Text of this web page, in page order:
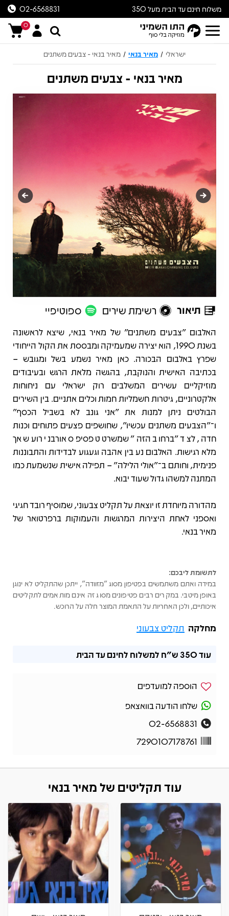
משלוח חינם עד הבית מעל 350
ש״ח
02-6568831
0
ישראלי / מאיר בנאי / מאיר בנאי - צבעים משתנים
מאיר בנאי - צבעים משתנים
תיאור רשימת שירים ספוטיפיי
תיאור
האלבום "צבעים משתנים" של מאיר בנאי, שיצא לראשונה
בשנת 1990, הוא יצירה שמעמיקה ומבססת את הקול הייחודי
שפרץ באלבום הבכורה. כאן מאיר נשמע בשל ומגובש –
בכתיבה האישית והנוקבת, בהגשה מלאת הרגש ובעיבודים
מוזיקליים עשירים המשלבים רוק ישראלי עם ניחוחות
אלקטרוניים, גיטרות חשמליות חמות וכלים אתניים. בין השירים
הבולטים ניתן למנות את "אני גונב לא בשביל הכסף"
ו־"הצבעים משתנים עכשיו", שחושפים פצעים פתוחים וכנות
חדה, לצד "ברחוב הזה" שמשרטט פסיפס אורבני רועש אך
מלא רגישות. האלבום נע בין אהבה וגעגוע לבדידות והתבוננות
פנימית, וחותם ב־"אולי הלילה" – תפילה אישית שנשמעת כמו
המתנה למשהו גדול שעוד יבוא.
מהדורה מיוחדת זו יוצאת על תקליט צבעוני, שמוסיף רובד חגיגי
ואספני לאחת היצירות המרגשות והעמוקות ברפרטואר של
מאיר בנאי.
לתשומת ליבכם:
במידה ואתם משתמשים בפטיפון מסוג "מזוודה", ייתכן שהתקליט לא ינוגן
באופן מיטבי. במקרים רבים פטיפונים מסוג זה אינם מותאמים לתקליטים
איכותיים, ולכן האחריות על התאמת המוצר חלה על הרוכש.
מחלקה תקליט צבעוני
עוד350 ש"ח למשלוח לחינם עד הבית
הוספה למועדפים
שלחו הודעה בוואצאפ
02-6568831
7290107178761
עוד תקליטים של מאיר בנאי